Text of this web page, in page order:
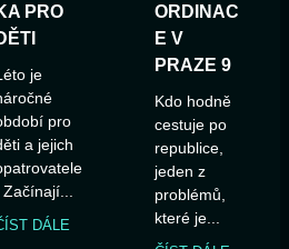
PRO
je
pro
a jejich
Začínají...
DÁLE
ORDINAC
E V
PRAZE 9
Kdo hodně
cestuje po
republice,
jeden z
problémů,
které je...